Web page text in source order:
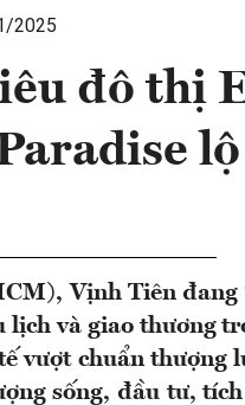
2025
đô thị
Vịnh Tiên đang
và giao thương
vượt chuẩn thượng
sống, đầu tư,